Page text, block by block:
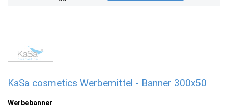
KaSa cosmetics Werbemittel - Banner 300x50
Werbebanner